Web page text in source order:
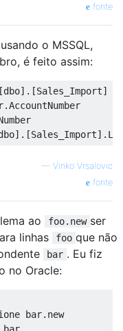
fonte
o MSSQL,
é feito assim:
dbo].[Sales_Import]
.
].[Sales_Import].
— Vinko Vrsalovic
fonte
ao foo.new ser
linhas foo que não
bar . Eu fiz
no Oracle:
bar.new
bar